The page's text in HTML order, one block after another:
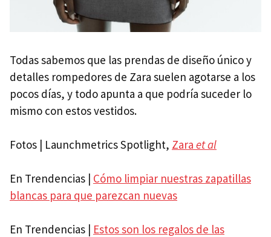
Todas sabemos que las prendas de diseño único y
detalles rompedores de Zara suelen agotarse a los
pocos días, y todo apunta a que podría suceder lo
mismo con estos vestidos.
Fotos | Launchmetrics Spotlight, Zara et al
En Trendencias | Cómo limpiar nuestras zapatillas
blancas para que parezcan nuevas
En Trendencias | Estos son los regalos de las